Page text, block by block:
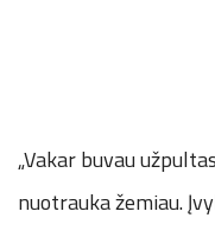
„Vakar buvau
nuotrauka žemiau.